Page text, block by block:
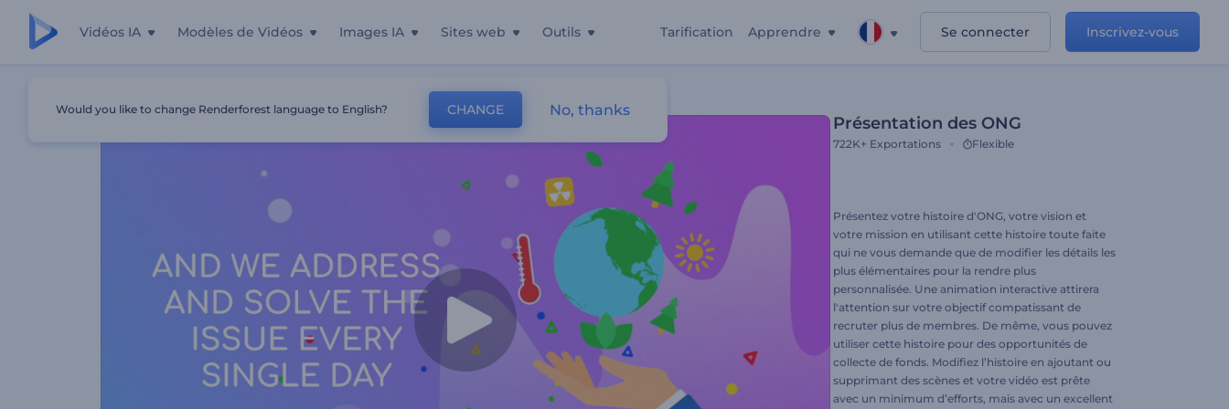
Vidéos IA Modèles de Vidéos Images IA Sites web Outils Tarification Apprendre Se connecter Inscrivez-vous
Présentation des ONG
722K+ Exportations Flexible
Présentez votre histoire d'ONG, votre vision et
votre mission en utilisant cette histoire toute faite
qui ne vous demande que de modifier les détails les
plus élémentaires pour la rendre plus
personnalisée. Une animation interactive attirera
l'attention sur votre objectif compatissant de
recruter plus de membres. De même, vous pouvez
utiliser cette histoire pour des opportunités de
collecte de fonds. Modifiez l’histoire en ajoutant ou
supprimant des scènes et votre vidéo est prête
avec un minimum d’efforts, mais avec un excellent
Would you like to change Renderforest language to English? CHANGE No, thanks